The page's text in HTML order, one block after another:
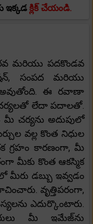
ఇక్కడ క్లిక్ చేయండి.
మరియు పదకొండవ
సంపద మరియు
అవుతోంది. ఈ రవాణా
లేదా పదాలతో.
చర్యను అదుపులో
వల్ల కొంత నిధుల
గ్రహం కారణంగా, మీ
మీకు కొంత ఆకస్మిక
డబ్బు ఇవ్వడం
వృత్తిపరంగా,
ఎదుర్కొంటారు.
మీ ఇమేజ్‌ను